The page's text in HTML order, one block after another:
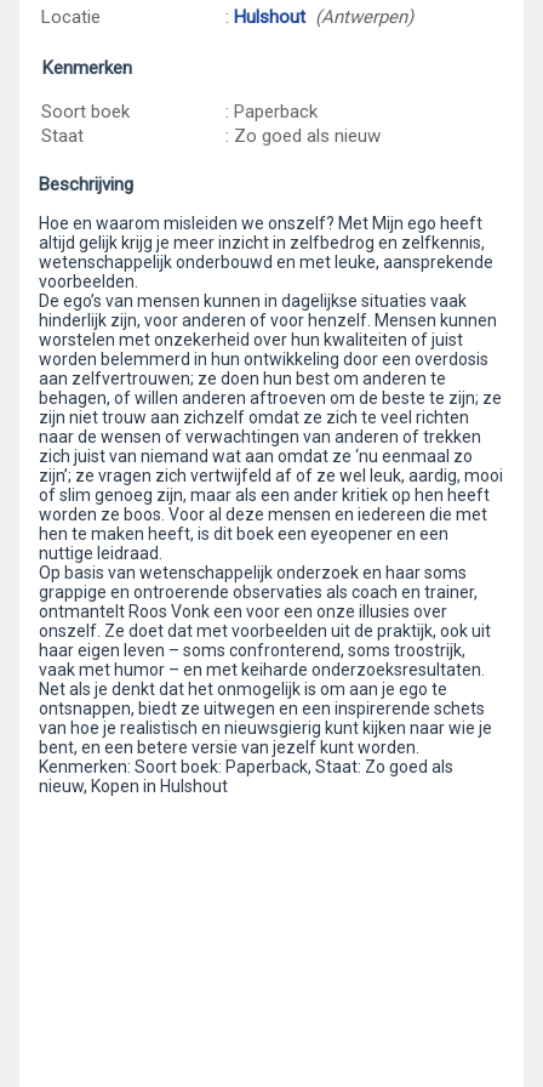
Locatie : Hulshout (Antwerpen)
Kenmerken
Soort boek
: Paperback
Staat
: Zo goed als nieuw
Beschrijving
Hoe en waarom misleiden we onszelf? Met Mijn ego heeft
altijd gelijk krijg je meer inzicht in zelfbedrog en zelfkennis,
wetenschappelijk onderbouwd en met leuke, aansprekende
voorbeelden.
De ego’s van mensen kunnen in dagelijkse situaties vaak
hinderlijk zijn, voor anderen of voor henzelf. Mensen kunnen
worstelen met onzekerheid over hun kwaliteiten of juist
worden belemmerd in hun ontwikkeling door een overdosis
aan zelfvertrouwen; ze doen hun best om anderen te
behagen, of willen anderen aftroeven om de beste te zijn; ze
zijn niet trouw aan zichzelf omdat ze zich te veel richten
naar de wensen of verwachtingen van anderen of trekken
zich juist van niemand wat aan omdat ze ‘nu eenmaal zo
zijn’; ze vragen zich vertwijfeld af of ze wel leuk, aardig, mooi
of slim genoeg zijn, maar als een ander kritiek op hen heeft
worden ze boos. Voor al deze mensen en iedereen die met
hen te maken heeft, is dit boek een eyeopener en een
nuttige leidraad.
Op basis van wetenschappelijk onderzoek en haar soms
grappige en ontroerende observaties als coach en trainer,
ontmantelt Roos Vonk een voor een onze illusies over
onszelf. Ze doet dat met voorbeelden uit de praktijk, ook uit
haar eigen leven – soms confronterend, soms troostrijk,
vaak met humor – en met keiharde onderzoeksresultaten.
Net als je denkt dat het onmogelijk is om aan je ego te
ontsnappen, biedt ze uitwegen en een inspirerende schets
van hoe je realistisch en nieuwsgierig kunt kijken naar wie je
bent, en een betere versie van jezelf kunt worden.
Kenmerken: Soort boek: Paperback, Staat: Zo goed als
nieuw, Kopen in Hulshout